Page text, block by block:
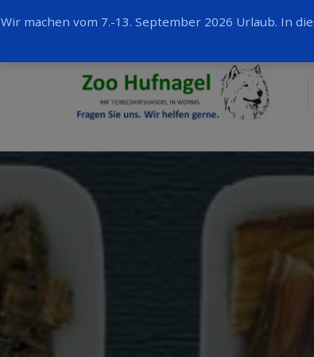
Wir machen vom 7.-13. September 2026 Urlaub. In